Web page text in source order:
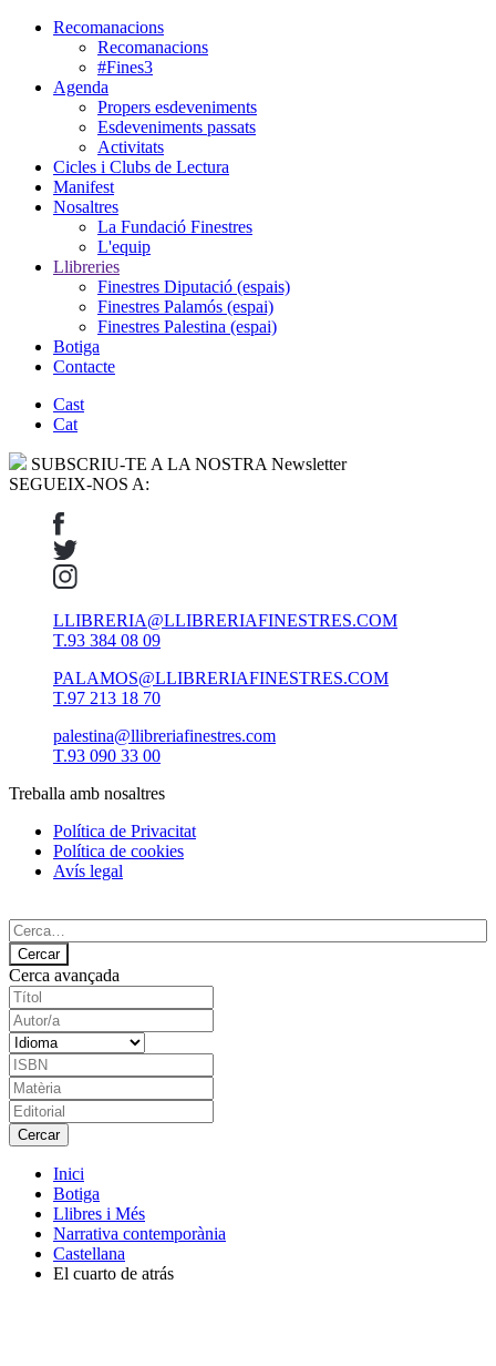
Recomanacions
Recomanacions
#Fines3
Agenda
Propers esdeveniments
Esdeveniments passats
Activitats
Cicles i Clubs de Lectura
Manifest
Nosaltres
La Fundació Finestres
L'equip
Llibreries
Finestres Diputació (espais)
Finestres Palamós (espai)
Finestres Palestina (espai)
Botiga
Contacte
Cast
Cat
SUBSCRIU-TE A LA NOSTRA Newsletter
SEGUEIX-NOS A:
LLIBRERIA@LLIBRERIAFINESTRES.COM
T.93 384 08 09
PALAMOS@LLIBRERIAFINESTRES.COM
T.97 213 18 70
palestina@llibreriafinestres.com
T.93 090 33 00
Treballa amb nosaltres
Política de Privacitat
Política de cookies
Avís legal
Cerca avançada
Inici
Botiga
Llibres i Més
Narrativa contemporània
Castellana
El cuarto de atrás